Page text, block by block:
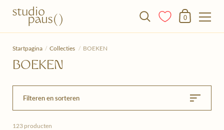
Winkelmandje
0
Startpagina / Collecties / BOEKEN
BOEKEN
Filteren en sorteren
123 producten